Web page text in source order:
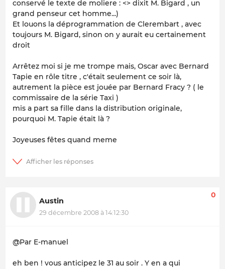
conservé le texte de moliere : <> dixit M. Bigard , un
grand penseur cet homme...)
Et louons la déprogrammation de Clerembart , avec
toujours M. Bigard, sinon on y aurait eu certainement
droit
Arrêtez moi si je me trompe mais, Oscar avec Bernard
Tapie en rôle titre , c'était seulement ce soir là,
autrement la pièce est jouée par Bernard Fracy ? ( le
commissaire de la série Taxi )
mis a part sa fille dans la distribution originale,
pourquoi M. Tapie était là ?
Joyeuses fêtes quand meme
Austin
29 décembre 2008 à 14:12:30
0
@Par E-manuel
eh ben ! vous anticipez le 31 au soir . Y en a qui